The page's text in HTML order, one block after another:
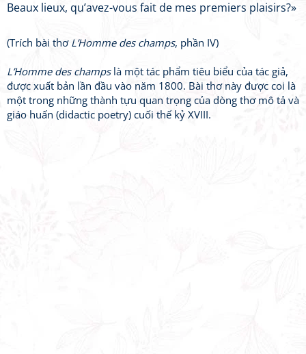
Beaux lieux, qu’avez-vous fait de mes premiers plaisirs?»
(Trích bài thơ L’Homme des champs, phần IV)
L’Homme des champslà một tác phẩm tiêu biểu của tác giả,
được xuất bản lần đầu vào năm 1800. Bài thơ này được coi là
một trong những thành tựu quan trọng của dòng thơ mô tả và
giáo huấn (didactic poetry) cuối thế kỷ XVIII.